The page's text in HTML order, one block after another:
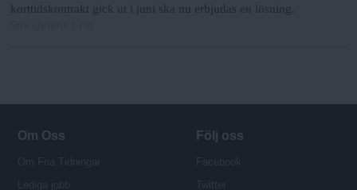
korttidskontrakt gick ut i juni ska nu erbjudas en lösning.
Om Oss Följ oss